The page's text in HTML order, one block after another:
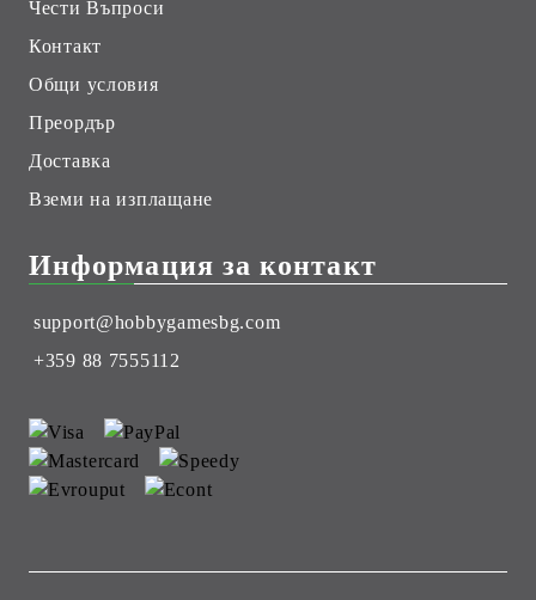
Чести Въпроси
Контакт
Общи условия
Преордър
Доставка
Вземи на изплащане
Информация за контакт
support@hobbygamesbg.com
+359 88 7555112